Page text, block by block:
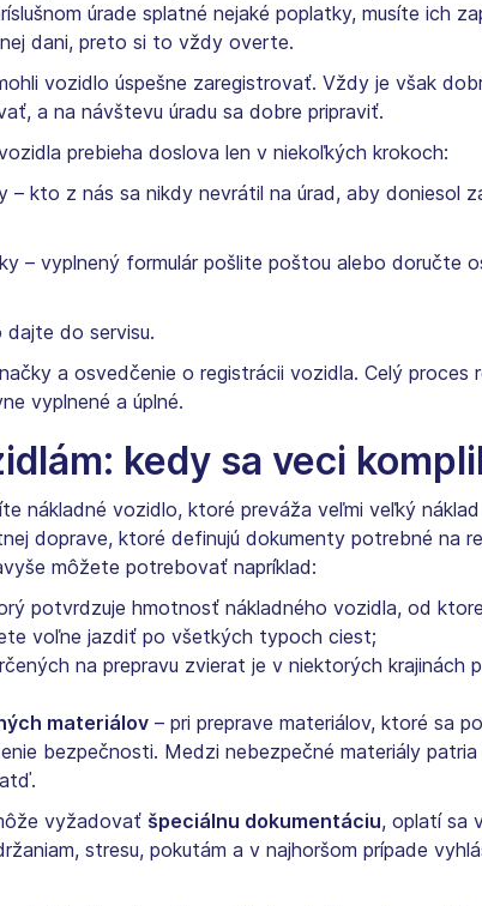
úrade splatné nejaké poplatky, musíte ich
dani, preto si to vždy overte.
vozidlo úspešne zaregistrovať. Vždy je však
a na návštevu úradu sa dobre pripraviť.
prebieha doslova len v niekoľkých krokoch:
kto z nás sa nikdy nevrátil na úrad, aby doniesol
– vyplnený formulár pošlite poštou alebo doručte
do servisu.
a osvedčenie o registrácii vozidla. Celý proces
vyplnené a úplné.
kedy sa veci
nákladné vozidlo, ktoré preváža veľmi veľký
doprave, ktoré definujú dokumenty potrebné na
môžete potrebovať napríklad:
potvrdzuje hmotnosť nákladného vozidla, od
voľne jazdiť po všetkých typoch ciest;
na prepravu zvierat je v niektorých krajinách
materiálov – pri preprave materiálov, ktoré sa
bezpečnosti. Medzi nebezpečné materiály patria
vyžadovať špeciálnu dokumentáciu, oplatí sa
stresu, pokutám a v najhoršom prípade